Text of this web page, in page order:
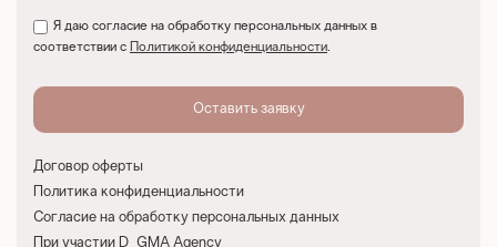
Я даю согласие на обработку персональных данных в
соответствии с
Политикой конфиденциальности.
Договор оферты
Политика конфиденциальности
Согласие на обработку персональных данных
При участии D_GMA Agency